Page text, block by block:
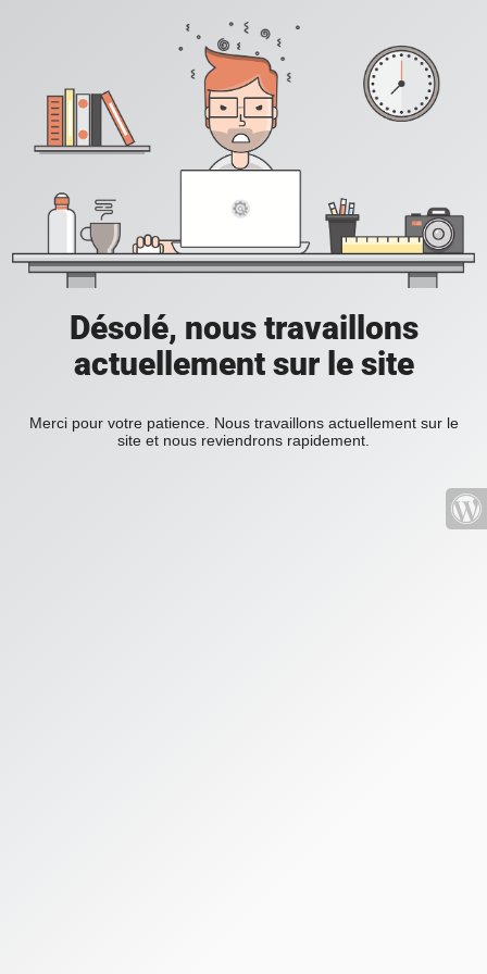
Désolé, nous travaillons
actuellement sur le site
Merci pour votre patience. Nous travaillons actuellement sur le
site et nous reviendrons rapidement.